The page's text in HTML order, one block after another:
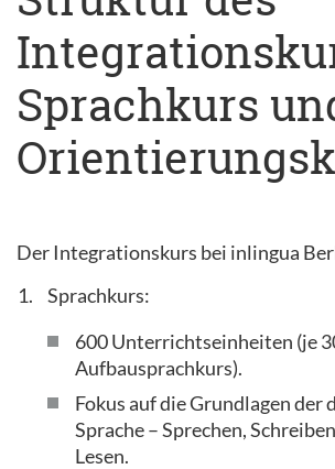
Sprachkurs
Der Integrationskurs bei inlingua
Sprachkurs:
600 Unterrichtseinheiten (je
Aufbausprachkurs).
Fokus auf die Grundlagen der
Sprache – Sprechen,
Lesen.